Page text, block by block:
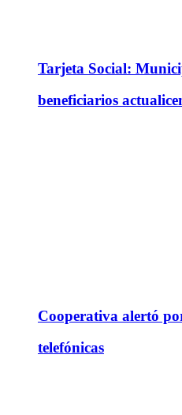
Tarjeta Social:
beneficiarios
Cooperativa alertó
telefónicas